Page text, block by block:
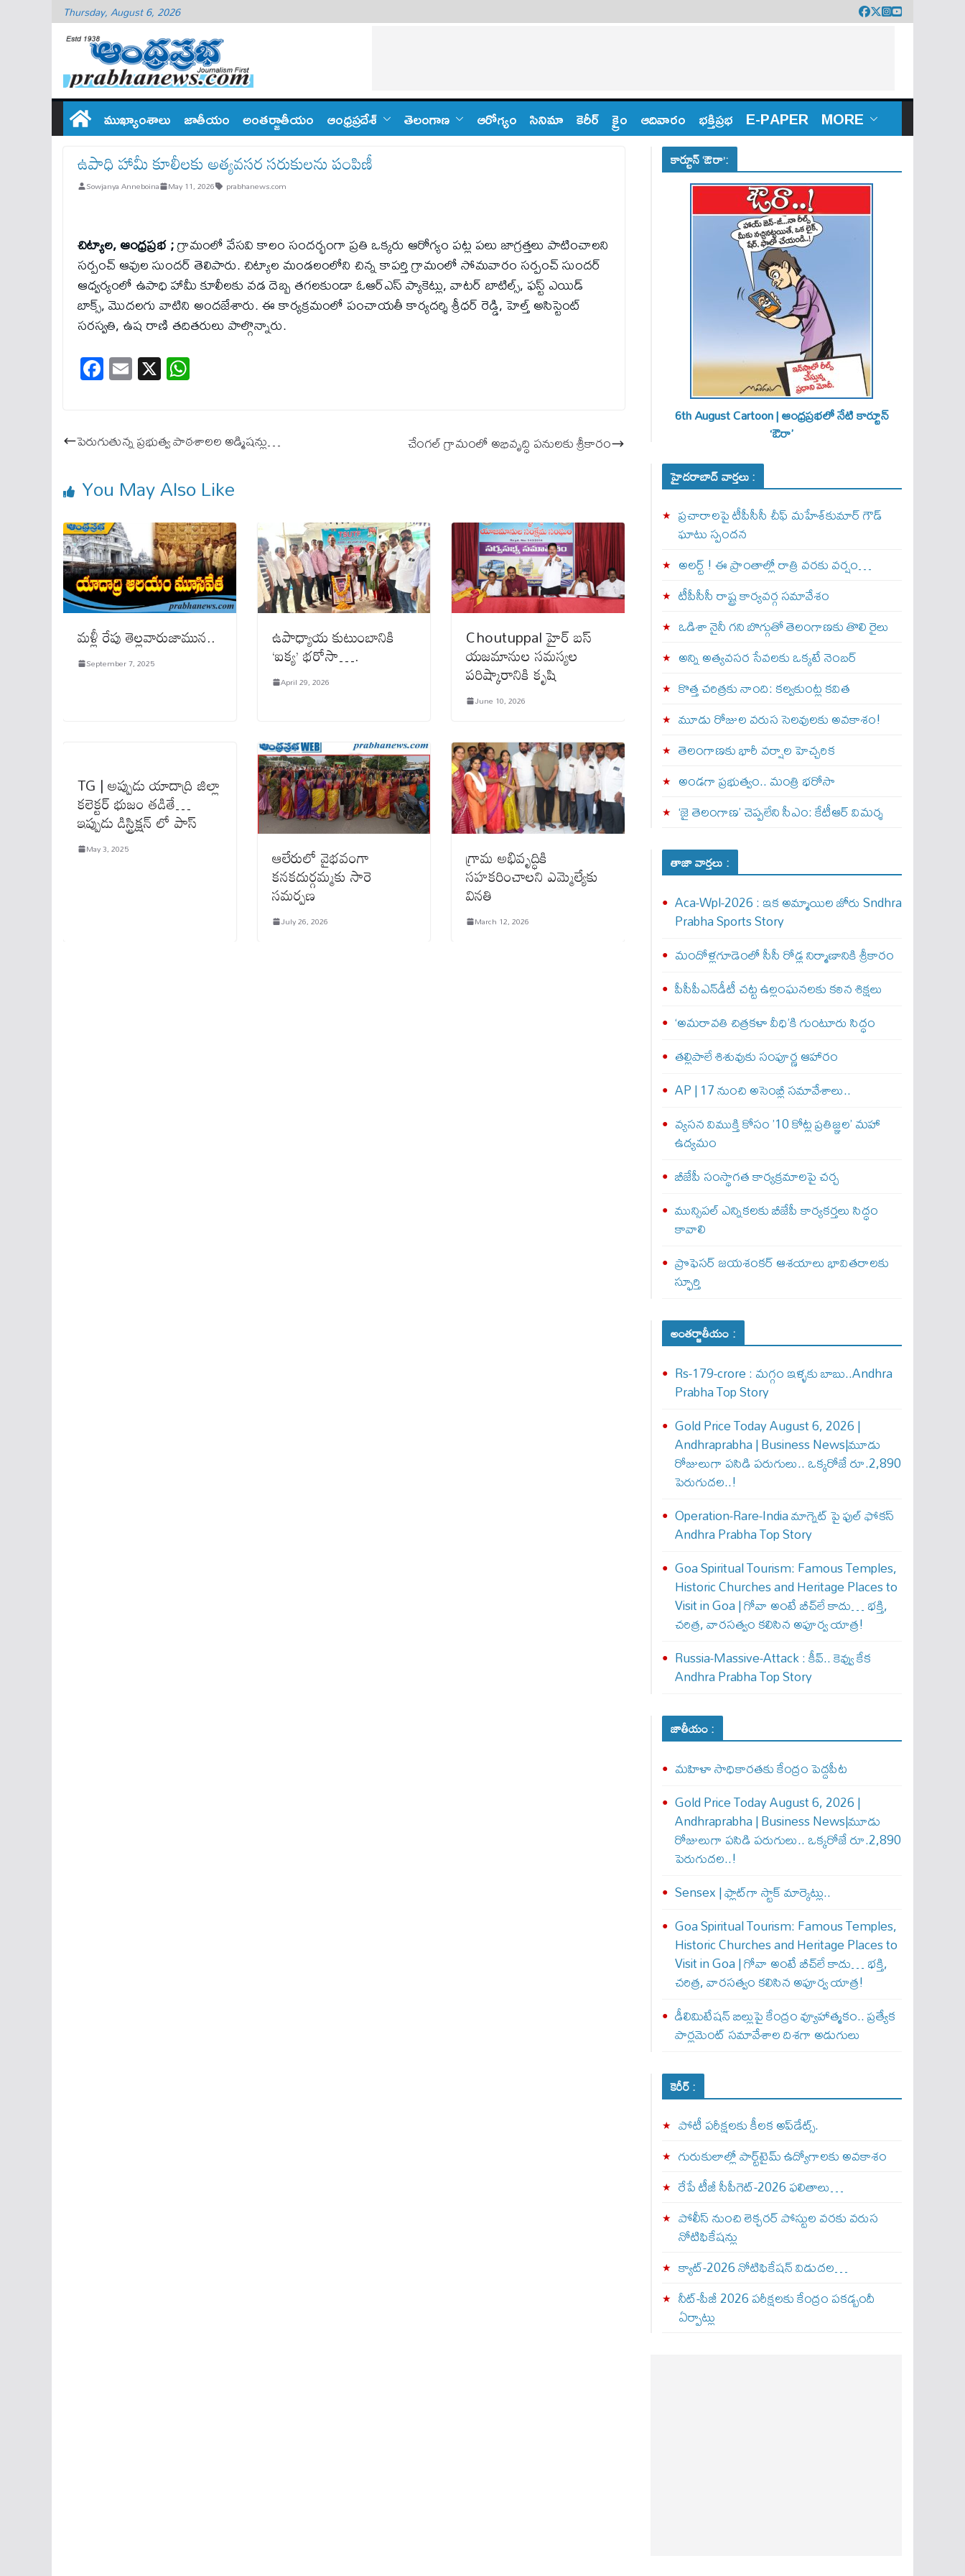
Thursday, August 6, 2026
ముఖ్యాంశాలు జాతీయం అంతర్జాతీయం ఆంధ్ర‌ప్ర‌దేశ్ తెలంగాణ‌ ఆరోగ్యం సినిమా కెరీర్ క్రైం ఆదివారం భక్తిప్రభ E-PAPER MORE
ఉపాధి హామీ కూలీలకు అత్యవసర సరుకులను పంపిణీ
Sowjanya Anneboina May 11, 2026 prabhanews.com
చిట్యాల, ఆంధ్రప్రభ ;గ్రామంలో వేసవి కాలం సందర్భంగా ప్రతి ఒక్కరు ఆరోగ్యం పట్ల పలు జాగ్రత్తలు పాటించాలని
సర్పంచ్ ఆవుల సుందర్ తెలిపారు. చిట్యాల మండలంలోని చిన్న కాపర్తి గ్రామంలో సోమవారం సర్పంచ్ సుందర్
ఆధ్వర్యంలో ఉపాధి హామీ కూలీలకు వడ దెబ్బ తగలకుండా ఓఆర్ఎస్ ప్యాకెట్లు, వాటర్ బాటిల్స్, ఫస్ట్ ఎయిడ్
బాక్స్, మొదలగు వాటిని అందజేశారు. ఈ కార్యక్రమంలో పంచాయతీ కార్యదర్శి శ్రీధర్ రెడ్డి, హెల్త్ అసిస్టెంట్
సరస్వతి, ఉష రాణి తదితరులు పాల్గొన్నారు.
Fa
ce
ok
E
m
X
A
పెరుగుతున్న ప్రభుత్వ పాఠశాలల అడ్మిషన్లు… చేంగల్ గ్రామంలో అభివృద్ధి పనులకు శ్రీకారం
You May Also Like
మ‌ళ్లీ రేపు తెల్ల‌వారుజామున‌..
September 7, 2025
ఉపాధ్యాయ కుటుంబానికి
‘ఐక్య’ భరోసా….
April 29, 2026
Choutuppal హైర్ బస్
యజమానుల సమస్యల
పరిష్కారానికి కృషి
June 10, 2026
TG | అప్పుడు యాదాద్రి జిల్లా
క‌లెక్ట‌ర్ భుజం త‌డితే…
ఇప్పుడు డిస్ట్రిక్ష‌న్ లో పాస్
May 3, 2025 ఆలేరులో వైభవంగా
కనకదుర్గమ్మకు సారె
సమర్పణ
July 26, 2026
గ్రామ అభివృద్ధికి
సహకరించాలని ఎమ్మెల్యేకు
వినతి
March 12, 2026
కార్టూన్ ‘ఔరా’:
6th August Cartoon | ఆంధ్రప్రభలో నేటి కార్టూన్
‘ఔరా’
హైదరాబాద్ వార్తలు :
ప్రచారాలపై టీపీసీసీ చీఫ్ మహేశ్‌కుమార్ గౌడ్
ఘాటు స్పందన
అల‌ర్ట్ ! ఈ ప్రాంతాల్లో రాత్రి వరకు వర్షం…
టీపీసీసీ రాష్ట్ర కార్యవర్గ సమావేశం
ఒడిశా నైనీ గని బొగ్గుతో తెలంగాణకు తొలి రైలు
అన్ని అత్యవసర సేవలకు ఒక్క‌టే నెంబ‌ర్‌
కొత్త చరిత్రకు నాంది: క‌ల్వ‌కుంట్ల కవిత
మూడు రోజుల వరుస సెలవులకు అవకాశం!
తెలంగాణకు భారీ వర్షాల హెచ్చరిక
అండగా ప్రభుత్వం.. మంత్రి భరోసా
‘జై తెలంగాణ’ చెప్పలేని సీఎం: కేటీఆర్ విమర్శ
తాజా వార్తలు :
Aca-Wpl-2026 : ఇక అమ్మాయిల జోరు Sndhra
Prabha Sports Story
మందోళ్లగూడెంలో సీసీ రోడ్ల నిర్మాణానికి శ్రీకారం
పీసీపీఎన్‌డీటీ చట్ట ఉల్లంఘనలకు కఠిన శిక్షలు
‘అమరావతి చిత్రకళా వీధి’కి గుంటూరు సిద్ధం
తల్లిపాలే శిశువుకు సంపూర్ణ ఆహారం
AP | 17 నుంచి అసెంబ్లీ సమావేశాలు..
వ్యసన విముక్తి కోసం ’10 కోట్ల ప్రతిజ్ఞల’ మహా
ఉద్యమం
బీజేపీ సంస్థాగత కార్యక్రమాలపై చర్చ
మున్సిపల్ ఎన్నికలకు బీజేపీ కార్యకర్తలు సిద్ధం
కావాలి
ప్రొఫెసర్ జయశంకర్ ఆశయాలు భావితరాలకు
స్ఫూర్తి
అంతర్జాతీయం :
Rs-179-crore : మ‌గ్గం ఇళ్ళ‌కు బాబు..Andhra
Prabha Top Story
Gold Price Today August 6, 2026 |
Andhraprabha | Business News|మూడు
రోజులుగా పసిడి పరుగులు.. ఒక్కరోజే రూ.2,890
పెరుగుద‌ల‌..!
Operation-Rare-India మాగ్నెట్ పై ఫుల్ ఫోక‌స్
Andhra Prabha Top Story
Goa Spiritual Tourism: Famous Temples,
Historic Churches and Heritage Places to
Visit in Goa | గోవా అంటే బీచ్‌లే కాదు… భక్తి,
చరిత్ర, వారసత్వం కలిసిన అపూర్వ యాత్ర!
Russia-Massive-Attack : కీవ్‌.. కెవ్వు కేక‌
Andhra Prabha Top Story
జాతీయం :
మహిళా సాధికారతకు కేంద్రం పెద్దపీట
Gold Price Today August 6, 2026 |
Andhraprabha | Business News|మూడు
రోజులుగా పసిడి పరుగులు.. ఒక్కరోజే రూ.2,890
పెరుగుద‌ల‌..!
Sensex | ఫ్లాట్‌గా స్టాక్ మార్కెట్లు..
Goa Spiritual Tourism: Famous Temples,
Historic Churches and Heritage Places to
Visit in Goa | గోవా అంటే బీచ్‌లే కాదు… భక్తి,
చరిత్ర, వారసత్వం కలిసిన అపూర్వ యాత్ర!
డీలిమిటేషన్ బిల్లుపై కేంద్రం వ్యూహాత్మకం.. ప్రత్యేక
పార్లమెంట్ సమావేశాల దిశగా అడుగులు
కెరీర్ :
పోటీ పరీక్షలకు కీలక అప్‌డేట్స్.
గురుకులాల్లో పార్ట్‌టైమ్ ఉద్యోగాలకు అవకాశం
రేపే టీజీ సీపీగెట్‌-2026 ఫలితాలు…
పోలీస్ నుంచి లెక్చరర్ పోస్టుల వరకు వరుస
నోటిఫికేషన్లు
క్యాట్-2026 నోటిఫికేషన్ విడుదల…
నీట్-పీజీ 2026 పరీక్షలకు కేంద్రం పకడ్బందీ
ఏర్పాట్లు